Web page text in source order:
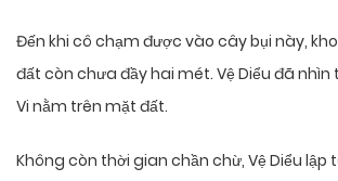
Đến khi cô chạm được vào cây bụi này,
đất còn chưa đầy hai mét. Vệ Diểu đã nhìn
Vi nằm trên mặt đất.
Không còn thời gian chần chừ, Vệ Diểu lập